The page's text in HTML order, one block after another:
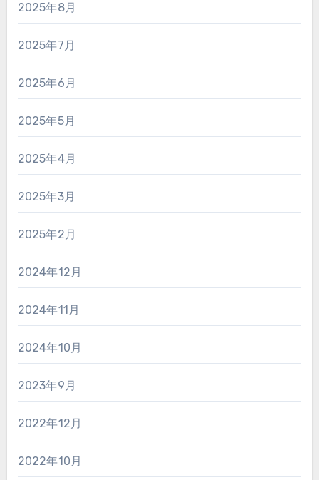
2025年8月
2025年7月
2025年6月
2025年5月
2025年4月
2025年3月
2025年2月
2024年12月
2024年11月
2024年10月
2023年9月
2022年12月
2022年10月